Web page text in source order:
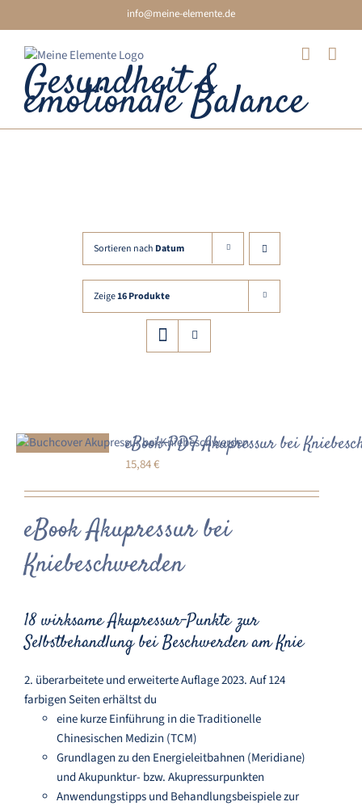
to
content
info@meine-elemente.de
Gesundheit &
emotionale Balance
Sortieren nach Datum
Zeige16 Produkte
eBook-PDF Akupressur bei
15,84€
eBook Akupressur bei
Kniebeschwerden
18 wirksame Akupressur-Punkte zur
Selbstbehandlung bei Beschwerden am Knie
2. überarbeitete und erweiterte Auflage 2023. Auf 124
farbigen Seiten erhältst du
eine kurze Einführung in die Traditionelle
Chinesischen Medizin (TCM)
Grundlagen zu den Energieleitbahnen (Meridiane)
und Akupunktur- bzw. Akupressurpunkten
Anwendungstipps und Behandlungsbeispiele zur